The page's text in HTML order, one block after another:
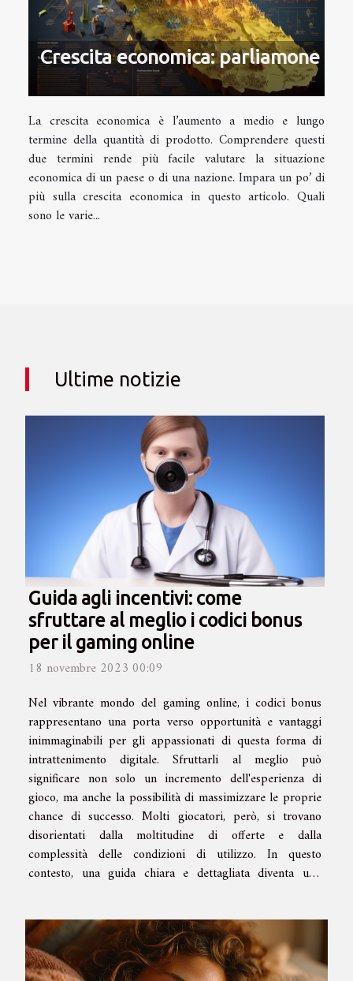
Crescita economica: parliamone
La crescita economica è l’aumento a medio e lungo
termine della quantità di prodotto. Comprendere questi
due termini rende più facile valutare la situazione
economica di un paese o di una nazione. Impara un po’ di
più sulla crescita economica in questo articolo. Quali
sono le varie...
Ultime notizie
Guida agli incentivi: come
sfruttare al meglio i codici bonus
per il gaming online
18 novembre 2023 00:09
Nel vibrante mondo del gaming online, i codici bonus
rappresentano una porta verso opportunità e vantaggi
inimmaginabili per gli appassionati di questa forma di
intrattenimento digitale. Sfruttarli al meglio può
significare non solo un incremento dell'esperienza di
gioco, ma anche la possibilità di massimizzare le proprie
chance di successo. Molti giocatori, però, si trovano
disorientati dalla moltitudine di offerte e dalla
complessità delle condizioni di utilizzo. In questo
contesto, una guida chiara e dettagliata diventa uno